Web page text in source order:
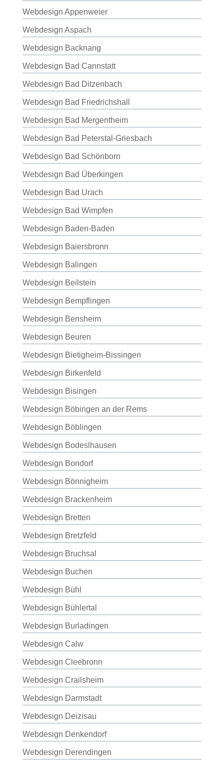
Webdesign Appenweier
Webdesign Aspach
Webdesign Backnang
Webdesign Bad Cannstatt
Webdesign Bad Ditzenbach
Webdesign Bad Friedrichshall
Webdesign Bad Mergentheim
Webdesign Bad Peterstal-Griesbach
Webdesign Bad Schönborn
Webdesign Bad Überkingen
Webdesign Bad Urach
Webdesign Bad Wimpfen
Webdesign Baden-Baden
Webdesign Baiersbronn
Webdesign Balingen
Webdesign Beilstein
Webdesign Bempflingen
Webdesign Bensheim
Webdesign Beuren
Webdesign Bietigheim-Bissingen
Webdesign Birkenfeld
Webdesign Bisingen
Webdesign Böbingen an der Rems
Webdesign Böblingen
Webdesign Bodeslhausen
Webdesign Bondorf
Webdesign Bönnigheim
Webdesign Brackenheim
Webdesign Bretten
Webdesign Bretzfeld
Webdesign Bruchsal
Webdesign Buchen
Webdesign Bühl
Webdesign Bühlertal
Webdesign Burladingen
Webdesign Calw
Webdesign Cleebronn
Webdesign Crailsheim
Webdesign Darmstadt
Webdesign Deizisau
Webdesign Denkendorf
Webdesign Derendingen